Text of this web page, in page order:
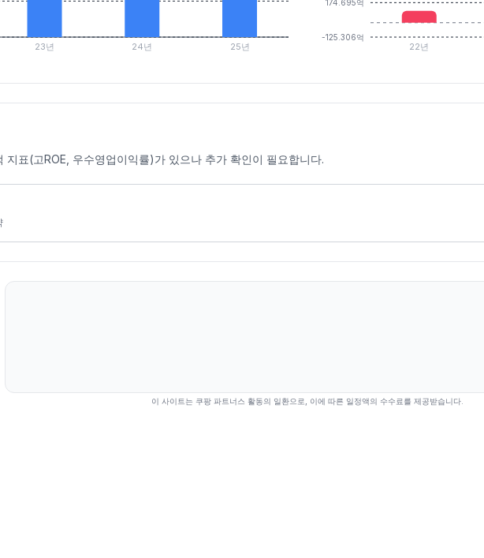
23년 24년 25년 22년
-125.306억
174.695억
표(고ROE, 우수영업이익률)가 있으나 추가 확인이 필요합니다.
이 사이트는 쿠팡 파트너스 활동의 일환으로, 이에 따른 일정액의 수수료를 제공받습니다.